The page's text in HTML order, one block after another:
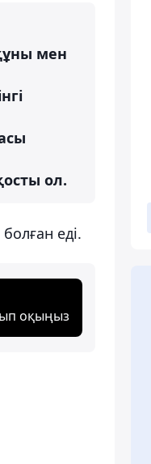
мен
ол.
еді.
оқыңыз